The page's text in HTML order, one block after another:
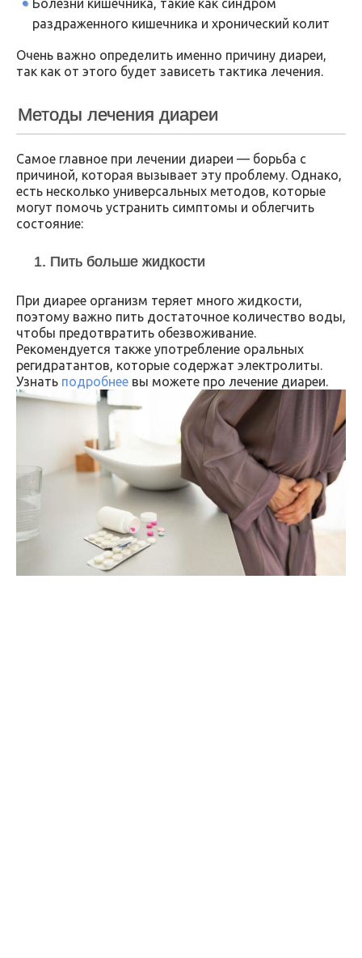
Болезни кишечника, такие как синдром
раздраженного кишечника и хронический колит
Очень важно определить именно причину диареи,
так как от этого будет зависеть тактика лечения.
Методы лечения диареи
Самое главное при лечении диареи — борьба с
причиной, которая вызывает эту проблему. Однако,
есть несколько универсальных методов, которые
могут помочь устранить симптомы и облегчить
состояние:
1. Пить больше жидкости
При диарее организм теряет много жидкости,
поэтому важно пить достаточное количество воды,
чтобы предотвратить обезвоживание.
Рекомендуется также употребление оральных
регидратантов, которые содержат электролиты.
Узнать подробнее вы можете про лечение диареи.